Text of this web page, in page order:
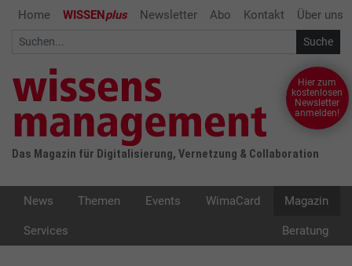
Home WISSENplus Newsletter Abo Kontakt Über uns
Das Magazin für Digitalisierung, Vernetzung & Collaboration
Hier zum
kostenlosen
Newsletter
anmelden!
News Themen Events WimaCard Magazin
Services Beratung